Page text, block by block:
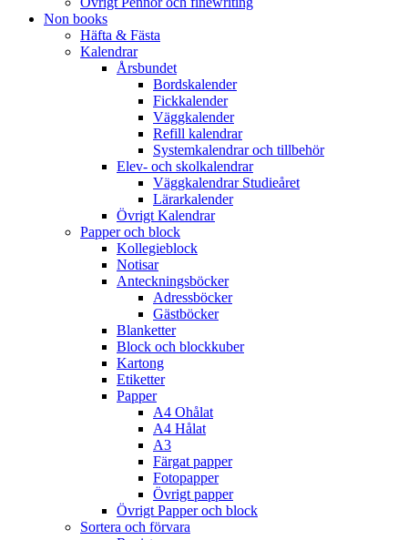
Non books
Häfta & Fästa
Kalendrar
Årsbundet
Bordskalender
Fickkalender
Väggkalender
Refill kalendrar
Systemkalendrar och tillbehör
Elev- och skolkalendrar
Väggkalendrar Studieåret
Lärarkalender
Övrigt Kalendrar
Papper och block
Kollegieblock
Notisar
Anteckningsböcker
Adressböcker
Gästböcker
Blanketter
Block och blockkuber
Kartong
Etiketter
Papper
A4 Ohålat
A4 Hålat
A3
Färgat papper
Fotopapper
Övrigt papper
Övrigt Papper och block
Sortera och förvara